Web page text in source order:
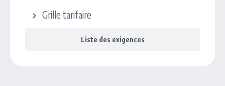
Liste des exigences
Grille tarifaire